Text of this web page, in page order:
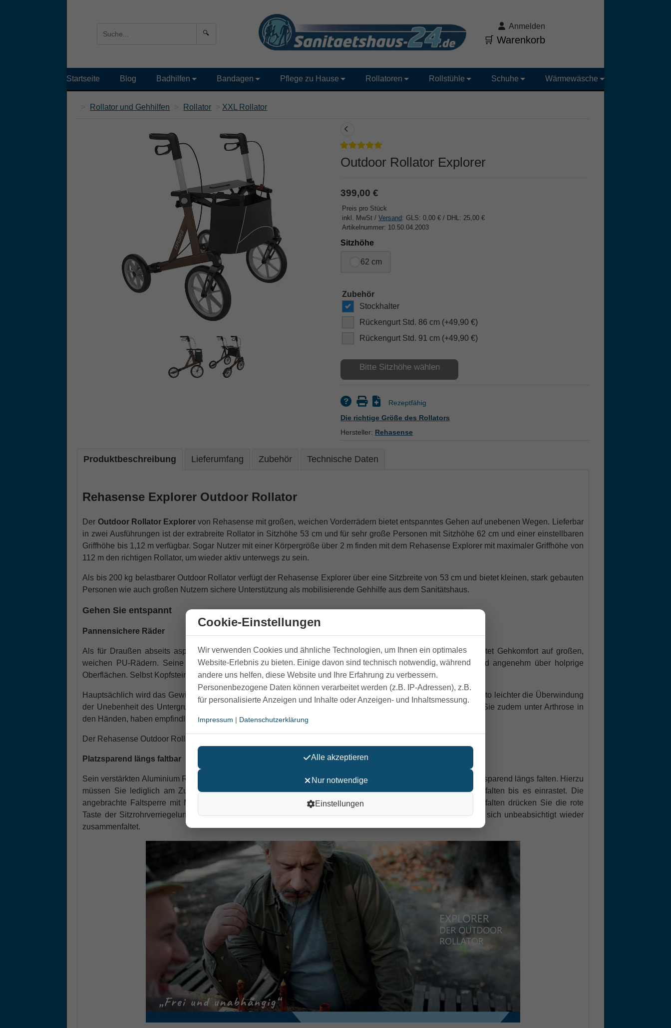
🔍
Anmelden
🛒 Warenkorb
Startseite Blog Badhilfen Bandagen Pflege zu Hause Rollatoren Rollstühle Schuhe Wärmewäsche
Rollator und Gehhilfen Rollator XXL Rollator
Outdoor Rollator Explorer
399,00 €
Preis pro Stück
inkl. MwSt /Versand: GLS: 0,00 € / DHL: 25,00 €
Artikelnummer: 10.50.04.2003
Sitzhöhe
62 cm
Zubehör
Stockhalter
Rückengurt Std. 86 cm (+49,90 €)
Rückengurt Std. 91 cm (+49,90 €)
Bitte Sitzhöhe wählen
Rezeptfähig
Die richtige Größe des Rollators
Hersteller: Rehasense
Produktbeschreibung Lieferumfang Zubehör Technische Daten
Rehasense Explorer Outdoor Rollator
Der Outdoor Rollator Explorervon Rehasense mit großen, weichen Vorderrädern bietet entspanntes Gehen auf unebenen Wegen. Lieferbar
in zwei Ausführungen ist der extrabreite Rollator in Sitzhöhe 53 cm und für sehr große Personen mit Sitzhöhe 62 cm und einer einstellbaren
Griffhöhe bis 1,12 m verfügbar. Sogar Nutzer mit einer Körpergröße über 2 m finden mit dem Rehasense Explorer mit maximaler Griffhöhe von
112 m den richtigen Rollator, um wieder aktiv unterwegs zu sein.
Als bis 200 kg belastbarer Outdoor Rollator verfügt der Rehasense Explorer über eine Sitzbreite von 53 cm und bietet kleinen, stark gebauten
Personen wie auch großen Nutzern sichere Unterstützung als mobilisierende Gehhilfe aus dem Sanitätshaus.
Gehen Sie entspannt
Pannensichere Räder
Als für Draußen abseits asphaltierter und gepflasterter Wege entwickelte breite Outdoor Rollator Explorer bietet Gehkomfort auf großen,
weichen PU-Rädern. Seine großen Vorderräder mit einem Durchmesser von 28,5 cm bringen Sie sicher und angenehm über holprige
Oberflächen. Selbst Kopfsteinpflaster oder auch ein Waldweg ist leicht befahrbar.
Hauptsächlich wird das Gewicht des Nutzers durch die großen vorderen Räder getragen. Je größer das Rad, desto leichter die Überwindung
der Unebenheit des Untergrundes. Zudem wird durch die Soft-Bereifung der Stoß zusätzlich gedämpft. Leiden Sie zudem unter Arthrose in
den Händen, haben empfindliche Schultern, wird die Bereifung Sie mit diesem Rollator entspannter gehen lassen.
Der Rehasense Outdoor Rollator Explorer verfügt über eine Hilfsmittelnummer.
Platzsparend längs faltbar
Sein verstärkten Aluminium Rahmen ist in metallic brauner Farbe. Sie können den Outdoor Rollator Explorer platzsparend längs falten. Hierzu
müssen Sie lediglich am Zugband auf der reißfesten textilen Sitzfläche ziehen und Ihre Gehhilfe zusammenfalten bis es einrastet. Die
angebrachte Faltsperre mit Magnetverschluss verhindert ein ungewolltes Auseinanderfalten. Zum Auseinanderfalten drücken Sie die rote
Taste der Sitzrohrverriegelung. Nach dem Klick können Sie Ihre mobile Unterstützung entfalten, ohne dass er sich unbeabsichtigt wieder
zusammenfaltet.
Cookie-Einstellungen
Wir verwenden Cookies und ähnliche Technologien, um Ihnen ein optimales
Website-Erlebnis zu bieten. Einige davon sind technisch notwendig, während
andere uns helfen, diese Website und Ihre Erfahrung zu verbessern.
Personenbezogene Daten können verarbeitet werden (z.B. IP-Adressen), z.B.
für personalisierte Anzeigen und Inhalte oder Anzeigen- und Inhaltsmessung.
Impressum | Datenschutzerklärung
Alle akzeptieren
Nur notwendige
Einstellungen